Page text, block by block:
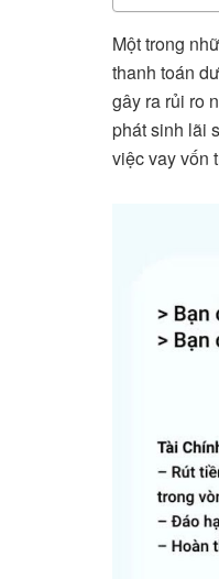
Một trong
thanh toán
gây ra rủi ro
phát sinh lãi
việc vay vốn